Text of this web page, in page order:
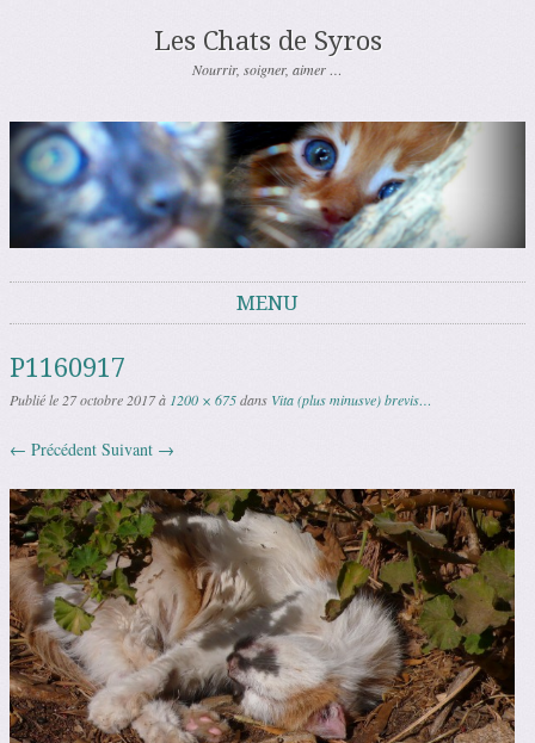
Les Chats de Syros
Nourrir, soigner, aimer …
MENU
P1160917
Publié le27 octobre 2017à 1200 × 675dans Vita (plus minusve) brevis…
← Précédent Suivant →